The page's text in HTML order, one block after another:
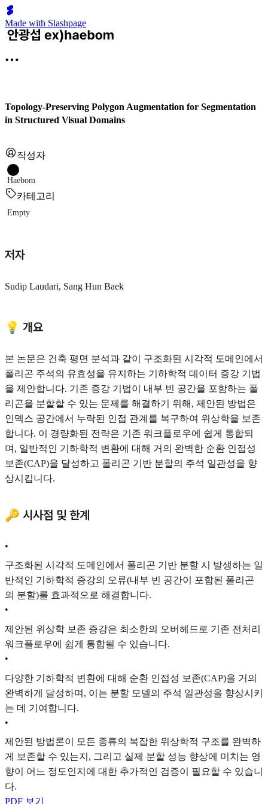
Made with Slashpage
Topology-Preserving Polygon Augmentation for Segmentation
in Structured Visual Domains
작성자
Haebom
카테고리
Empty
저자
Sudip Laudari, Sang Hun Baek
💡 개요
본 논문은 건축 평면 분석과 같이 구조화된 시각적 도메인에서
폴리곤 주석의 유효성을 유지하는 기하학적 데이터 증강 기법
을 제안합니다. 기존 증강 기법이 내부 빈 공간을 포함하는 폴
리곤을 분할할 수 있는 문제를 해결하기 위해, 제안된 방법은
인덱스 공간에서 누락된 인접 관계를 복구하여 위상학을 보존
합니다. 이 경량화된 전략은 기존 워크플로우에 쉽게 통합되
며, 일반적인 기하학적 변환에 대해 거의 완벽한 순환 인접성
보존(CAP)을 달성하고 폴리곤 기반 분할의 주석 일관성을 향
상시킵니다.
🔑 시사점 및 한계
•
구조화된 시각적 도메인에서 폴리곤 기반 분할 시 발생하는 일
반적인 기하학적 증강의 오류(내부 빈 공간이 포함된 폴리곤
의 분할)를 효과적으로 해결합니다.
•
제안된 위상학 보존 증강은 최소한의 오버헤드로 기존 전처리
워크플로우에 쉽게 통합될 수 있습니다.
•
다양한 기하학적 변환에 대해 순환 인접성 보존(CAP)을 거의
완벽하게 달성하며, 이는 분할 모델의 주석 일관성을 향상시키
는 데 기여합니다.
•
제안된 방법론이 모든 종류의 복잡한 위상학적 구조를 완벽하
게 보존할 수 있는지, 그리고 실제 분할 성능 향상에 미치는 영
향이 어느 정도인지에 대한 추가적인 검증이 필요할 수 있습니
다.
PDF 보기